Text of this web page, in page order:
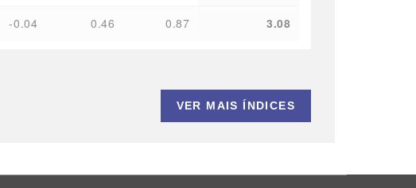
-0.04 0.46 0.87 3.08
VER MAIS ÍNDICES